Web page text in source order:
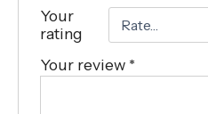
Your
rating
Your review *